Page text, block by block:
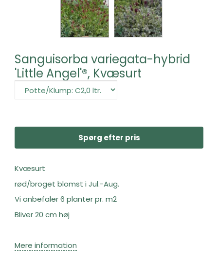
Sanguisorba variegata-hybrid
'Little Angel'®, Kvæsurt
Spørg efter pris
Kvæsurt
rød/broget blomst i Jul.-Aug.
Vi anbefaler 6 planter pr. m2
Bliver 20 cm høj
Mere information